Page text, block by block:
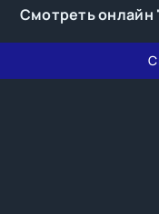
Смотреть онлайн